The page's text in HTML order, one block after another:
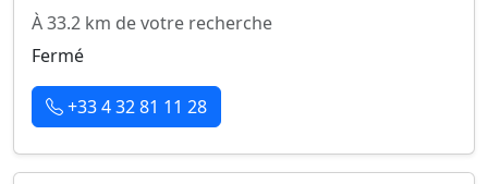
À 33.2 km de votre recherche
Fermé
+33 4 32 81 11 28